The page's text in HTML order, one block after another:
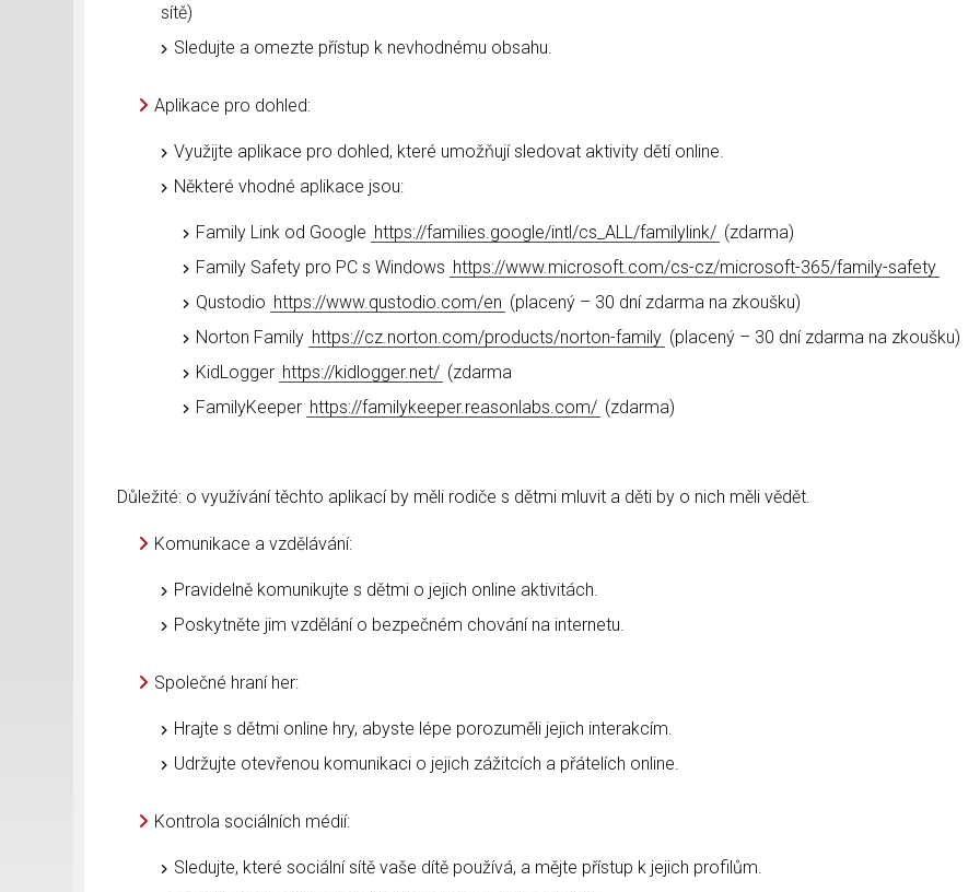
sítě)
Sledujte a omezte přístup k nevhodnému obsahu.
Aplikace pro dohled:
Využijte aplikace pro dohled, které umožňují sledovat aktivity dětí online.
Některé vhodné aplikace jsou:
Family Link od Google https://families.google/intl/cs_ALL/familylink/ (zdarma)
Family Safety pro PC s Windows https://www.microsoft.com/cs-cz/microsoft-365/family-safety
Qustodio https://www.qustodio.com/en (placený – 30 dní zdarma na zkoušku)
Norton Family https://cz.norton.com/products/norton-family (placený – 30 dní zdarma na zkoušku)
KidLogger https://kidlogger.net/ (zdarma
FamilyKeeper https://familykeeper.reasonlabs.com/ (zdarma)
Důležité: o využívání těchto aplikací by měli rodiče s dětmi mluvit a děti by o nich měli vědět.
Komunikace a vzdělávání:
Pravidelně komunikujte s dětmi o jejich online aktivitách.
Poskytněte jim vzdělání o bezpečném chování na internetu.
Společné hraní her:
Hrajte s dětmi online hry, abyste lépe porozuměli jejich interakcím.
Udržujte otevřenou komunikaci o jejich zážitcích a přátelích online.
Kontrola sociálních médií:
Sledujte, které sociální sítě vaše dítě používá, a mějte přístup k jejich profilům.